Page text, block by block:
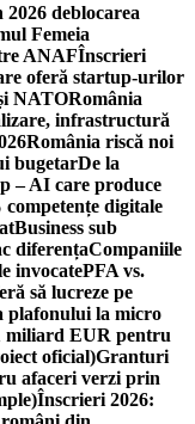
deblocarea
Femeia
ANAFÎnscrieri
oferă startup-urilor
NATORomânia
infrastructură
România riscă noi
bugetarDe la
– AI care produce
digitale
Business sub
diferențaCompaniile
invocatePFA vs.
să lucreze pe
plafonului la micro
miliard EUR pentru
oficial)Granturi
afaceri verzi prin
Înscrieri 2026: